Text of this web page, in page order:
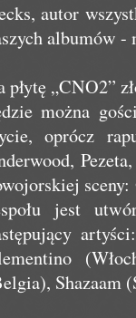
autor
albumów -
płytę „CNO2”
można
oprócz
jest
Shazaam